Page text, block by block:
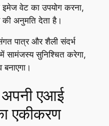
वेट का उपयोग करना,
की अनुमति देता है।
पात्र और शैली संदर्भ
सामंजस्य सुनिश्चित करेगा,
एआई
एकीकरण